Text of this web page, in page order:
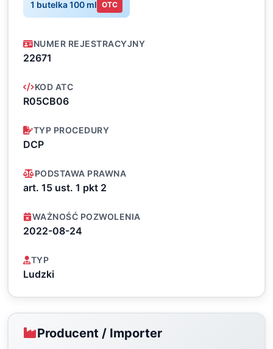
1 butelka 100 ml OTC
NUMER REJESTRACYJNY
22671
KOD ATC
R05CB06
TYP PROCEDURY
DCP
PODSTAWA PRAWNA
art. 15 ust. 1 pkt 2
WAŻNOŚĆ POZWOLENIA
2022-08-24
TYP
Ludzki
Producent / Importer